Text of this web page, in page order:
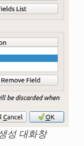
성 대화창